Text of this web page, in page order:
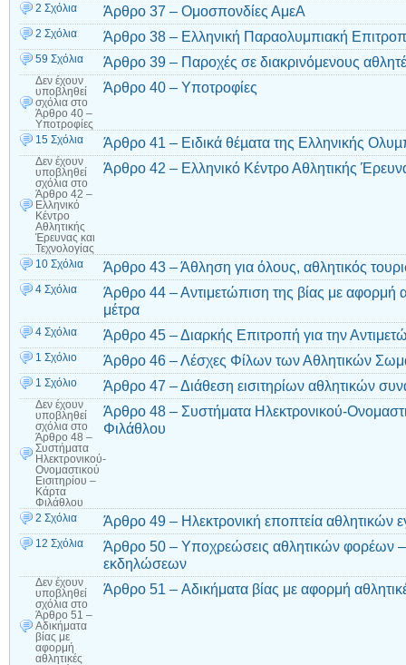
2 Σχόλια Άρθρο 37 – Ομοσπονδίες ΑμεΑ
2 Σχόλια Άρθρο 38 – Ελληνική Παραολυμπιακή
59 Σχόλια Άρθρο 39 – Παροχές σε διακρινόμενους
Δεν έχουν
υποβληθεί
σχόλια στο
Άρθρο 40 –
Υποτροφίες
Άρθρο 40 – Υποτροφίες
15 Σχόλια Άρθρο 41 – Ειδικά θέµατα της Ελληνικής
Δεν έχουν
υποβληθεί
σχόλια στο
Άρθρο 42 –
Ελληνικό
Κέντρο
Αθλητικής
Έρευνας και
Τεχνολογίας
Άρθρο 42 – Ελληνικό Κέντρο Αθλητικής
10 Σχόλια Άρθρο 43 – Άθληση για όλους, αθλητικός
4 Σχόλια
Άρθρο 44 – Αντιμετώπιση της βίας με αφορμή
μέτρα
4 Σχόλια Άρθρο 45 – Διαρκής Επιτροπή για την
1 Σχόλιο Άρθρο 46 – Λέσχες Φίλων των Αθλητικών
1 Σχόλιο Άρθρο 47 – Διάθεση εισιτηρίων αθλητικών
Δεν έχουν
υποβληθεί
σχόλια στο
Άρθρο 48 –
Συστήματα
Ηλεκτρονικού-
Ονομαστικού
Εισιτηρίου –
Κάρτα
Φιλάθλου
Άρθρο 48 – Συστήματα Ηλεκτρονικού-
Φιλάθλου
2 Σχόλια Άρθρο 49 – Hλεκτρονική εποπτεία αθλητικών
12 Σχόλια
Άρθρο 50 – Υποχρεώσεις αθλητικών φορέων
εκδηλώσεων
Δεν έχουν
υποβληθεί
σχόλια στο
Άρθρο 51 –
Aδικήματα
βίας με
αφορμή
αθλητικές
Άρθρο 51 – Aδικήματα βίας με αφορμή